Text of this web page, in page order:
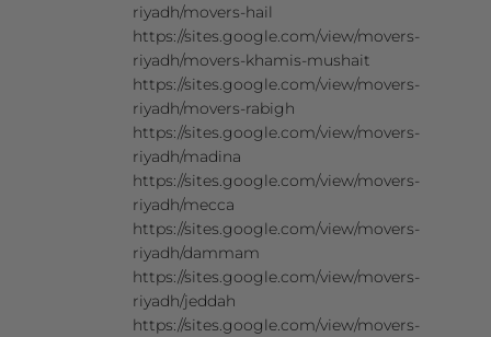
riyadh/movers-hail
https://sites.google.com/view/movers-
riyadh/movers-khamis-mushait
https://sites.google.com/view/movers-
riyadh/movers-rabigh
https://sites.google.com/view/movers-
riyadh/madina
https://sites.google.com/view/movers-
riyadh/mecca
https://sites.google.com/view/movers-
riyadh/dammam
https://sites.google.com/view/movers-
riyadh/jeddah
https://sites.google.com/view/movers-